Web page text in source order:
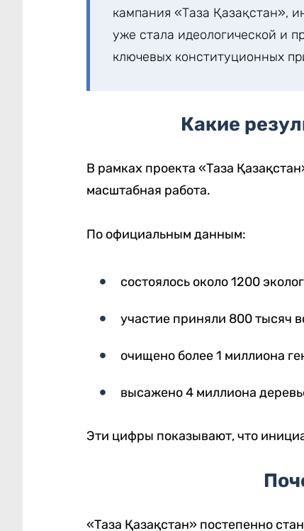
кампания «Таза Қазақстан»,
уже стала идеологической и
ключевых конституционных
Какие
В рамках проекта «Таза
масштабная работа.
По официальным данным:
состоялось около 1200
участие приняли 800 тысяч
очищено более 1 миллиона
высажено 4 миллиона
Эти цифры показывают, что
«Таза Қазақстан» постепенно